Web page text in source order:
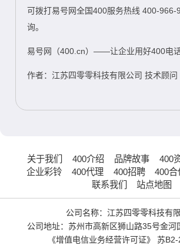
可拨打易号网全国400服务热线 400-966-
询。
易号网（400.cn）——让企业用好400电话
作者：江苏四零零科技有限公司 技术顾问
关于我们 400介绍 品牌故事 400
企业彩铃
400代理 400招聘 400合
联系我们
站点地图
公司名称：江苏四零零科技有
公司地址：苏州市高新区狮山路35号金河
《增值电信业务经营许可证》
苏